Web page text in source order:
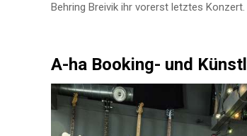
Behring Breivik ihr vorerst letztes Konzert.
A-ha Booking- und